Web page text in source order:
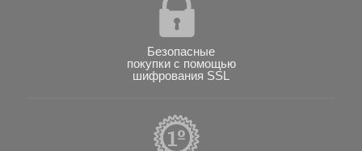
Безопасные
покупки с помощью
шифрования SSL